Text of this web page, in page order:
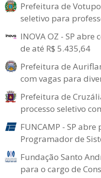
Prefeitura de
seletivo para
INOVA OZ - SP
de até R$ 5.435,64
Prefeitura de
com vagas para
Prefeitura de
processo seletivo
FUNCAMP - SP
Programador de
Fundação Santo
para o cargo de